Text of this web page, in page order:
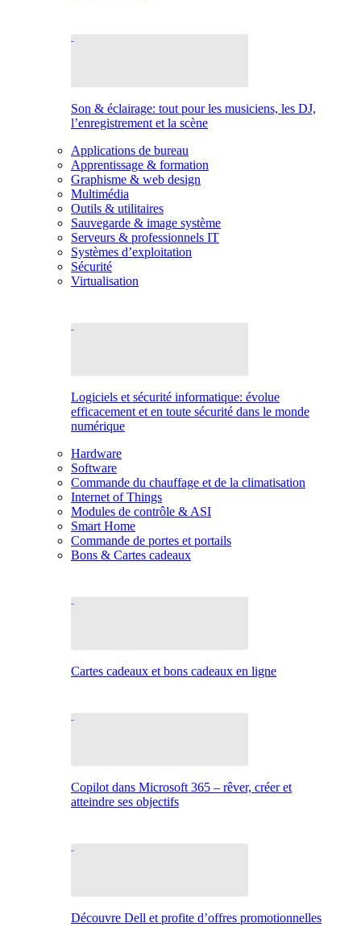
Son & éclairage: tout pour les musiciens, les DJ,
l’enregistrement et la scène
Applications de bureau
Apprentissage & formation
Graphisme & web design
Multimédia
Outils & utilitaires
Sauvegarde & image système
Serveurs & professionnels IT
Systèmes d’exploitation
Sécurité
Virtualisation
Logiciels et sécurité informatique: évolue
efficacement et en toute sécurité dans le monde
numérique
Hardware
Software
Commande du chauffage et de la climatisation
Internet of Things
Modules de contrôle & ASI
Smart Home
Commande de portes et portails
Bons & Cartes cadeaux
Cartes cadeaux et bons cadeaux en ligne
Copilot dans Microsoft 365 – rêver, créer et
atteindre ses objectifs
Découvre Dell et profite d’offres promotionnelles